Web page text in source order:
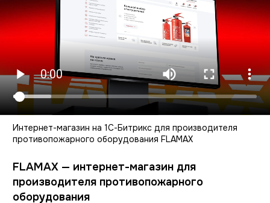
Дальше появляется структура сайта
и кликабельный прототип в Figma. Это
важный момент, который часто
недооценивают. Прототип помогает увидеть
логику магазина, именно здесь собирается
пользовательский сценарий.
Этап 2. Проектирование
После утверждения структуры начинается
визуальная часть. Мы разрабатываем
а затем — все страницы сайта и мобильные
версии. Но дизайн интернет-магазина — это
не только про красоту, а скорее про
управление вниманием.
Этап 3. Дизайн